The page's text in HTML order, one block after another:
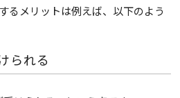
るメリットは例えば、以下のよう
られる